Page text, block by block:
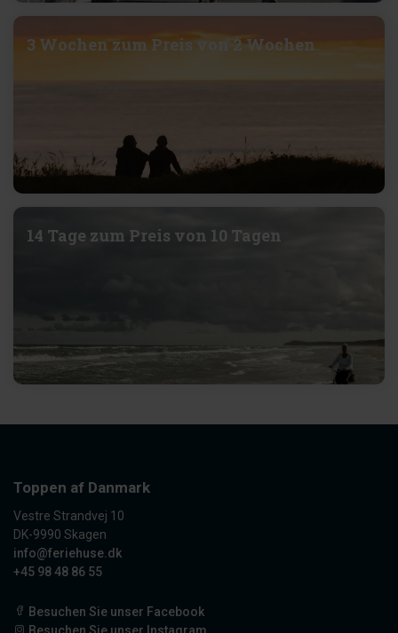
3 Wochen zum Preis von 2 Wochen
14 Tage zum Preis von 10 Tagen
Toppen af Danmark
Vestre Strandvej 10
DK-9990 Skagen
info@feriehuse.dk
+45 98 48 86 55
Besuchen Sie unser Facebook